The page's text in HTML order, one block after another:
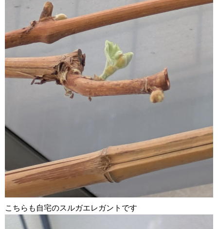
こちらも自宅のスルガエレガントです